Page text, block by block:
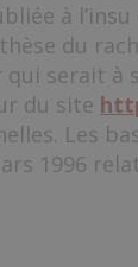
à
du
serait à
du site
Les
1996